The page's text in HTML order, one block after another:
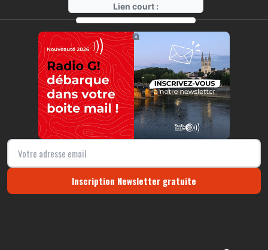
Lien court :
https://radio-g.fr?17602
⧉
Inscription Newsletter gratuite